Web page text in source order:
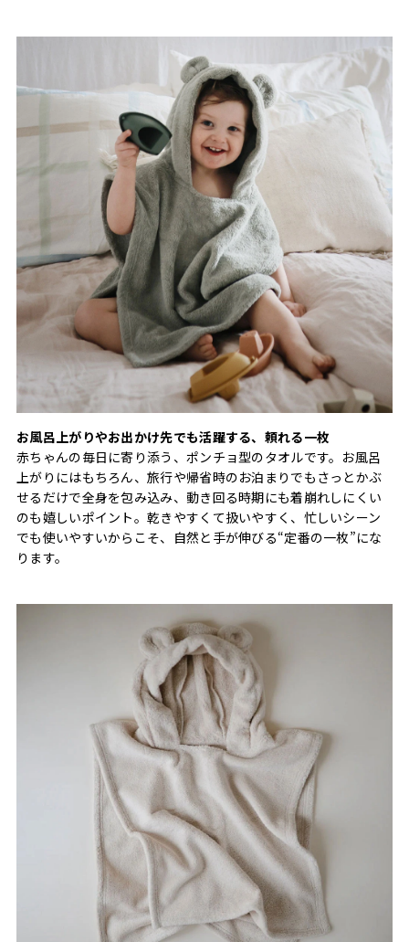
お風呂上がりやお出かけ先でも活躍する、頼れる一枚
赤ちゃんの毎日に寄り添う、ポンチョ型のタオルです。お風呂
上がりにはもちろん、旅行や帰省時のお泊まりでもさっとかぶ
せるだけで全身を包み込み、動き回る時期にも着崩れしにくい
のも嬉しいポイント。乾きやすくて扱いやすく、忙しいシーン
でも使いやすいからこそ、自然と手が伸びる“定番の一枚”にな
ります。​